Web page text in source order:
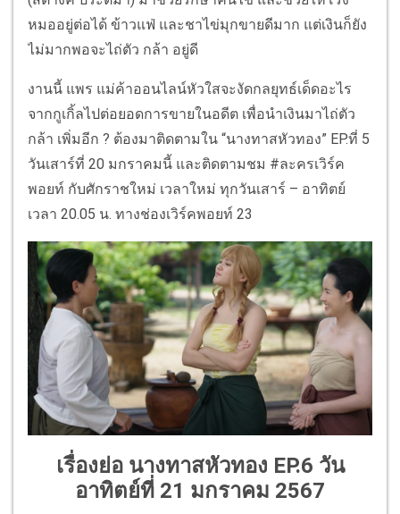
หมออยู่ต่อได้ ข้าวแฟ่ และชาไข่มุกขายดีมาก แต่เงินก็ยัง
ไม่มากพอจะไถ่ตัว กล้า อยู่ดี
งานนี้ แพร แม่ค้าออนไลน์หัวใสจะงัดกลยุทธ์เด็ดอะไร
จากกูเกิ้ลไปต่อยอดการขายในอดีต เพื่อนำเงินมาไถ่ตัว
กล้า เพิ่มอีก ? ต้องมาติดตามใน “นางทาสหัวทอง” EP.ที่ 5
วันเสาร์ที่ 20 มกราคมนี้ และติดตามชม #ละครเวิร์ค
พอยท์ กับศักราชใหม่ เวลาใหม่ ทุกวันเสาร์ – อาทิตย์
เวลา 20.05 น. ทางช่องเวิร์คพอยท์ 23
เรื่องย่อ นางทาสหัวทอง EP.6 วัน
อาทิตย์ที่ 21 มกราคม 2567